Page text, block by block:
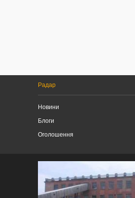
Радар
Новини
Блоги
Оголошення